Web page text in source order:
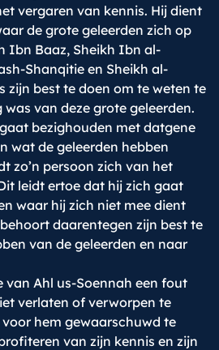
vergaren van kennis. Hij dient
de grote geleerden zich op
Ibn Baaz, Sheikh Ibn al-
Shanqitie en Sheikh al-
zijn best te doen om te weten te
van deze grote geleerden.
bezighouden met datgene
wat de geleerden hebben
zo’n persoon zich van het
leidt ertoe dat hij zich gaat
waar hij zich niet mee dient
daarentegen zijn best te
van de geleerden en naar
van Ahl us-Soennah een fout
verlaten of verworpen te
hem gewaarschuwd te
van zijn kennis en zijn